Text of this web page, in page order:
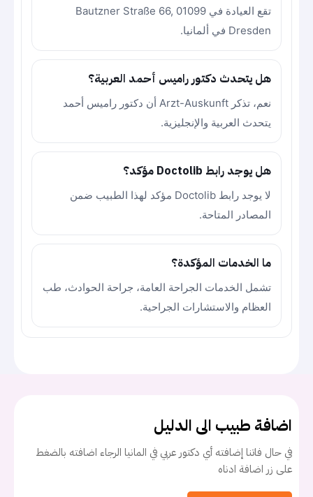
تقع العيادة في Bautzner Straße 66, 01099
Dresden في ألمانيا.
هل يتحدث دكتور راميس أحمد العربية؟
نعم، تذكر Arzt-Auskunft أن دكتور راميس أحمد
يتحدث العربية والإنجليزية.
هل يوجد رابط Doctolib مؤكد؟
لا يوجد رابط Doctolib مؤكد لهذا الطبيب ضمن
المصادر المتاحة.
ما الخدمات المؤكدة؟
تشمل الخدمات الجراحة العامة، جراحة الحوادث، طب
العظام والاستشارات الجراحية.
اضافة طبيب الى الدليل
في حال فاتنا إضافته أي دكتور عربي في المانيا الرجاء اضافته بالضغط
على زر اضافة ادناه